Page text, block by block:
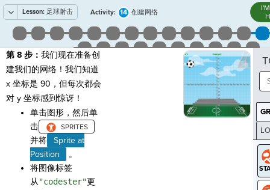
Lesson: 足球射击 Activity: 14 创建网络
第 8 步： 我们现在准备创
建我们的网络！我们知道
x 坐标是 90，但每次都会
对 y 坐标感到惊讶！
单击图形，然后单
击
并将
Sprite at
Position
。
将图像标签
从"codester"更